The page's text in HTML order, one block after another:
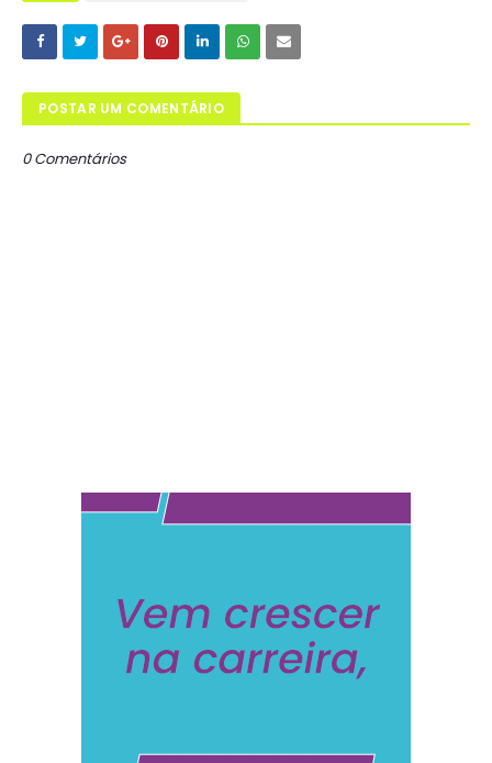
POSTAR UM COMENTÁRIO
0 Comentários